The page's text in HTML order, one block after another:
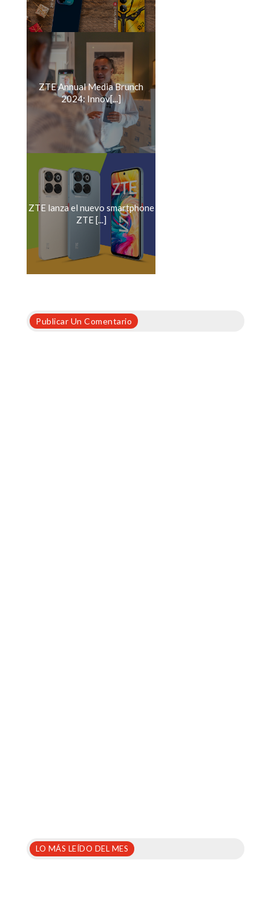
ZTE Annual Media Brunch
2024: Innov[...]
ZTE lanza el nuevo smartphone
ZTE [...]
Publicar Un Comentario
LO MÁS LEÍDO DEL MES